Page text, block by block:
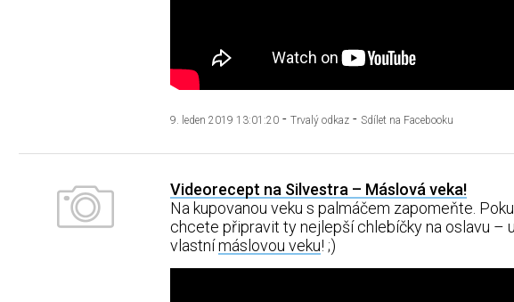
9. leden 2019 13:01:20- Trvalý odkaz- Sdílet na Facebooku
Videorecept na Silvestra – Máslová veka!
Na kupovanou veku s palmáčem zapomeňte.
chcete připravit ty nejlepší chlebíčky na oslavu –
vlastnímáslovou veku! ;)